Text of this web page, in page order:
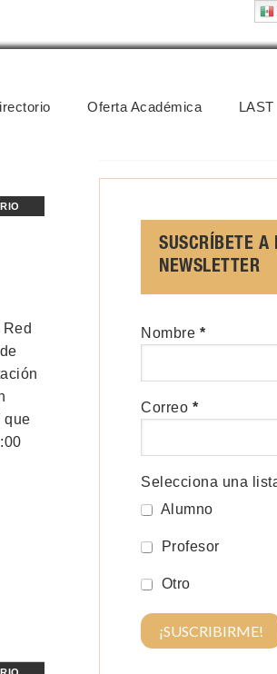
Oferta Académica LAST
que
SUSCRÍBETE A
NEWSLETTER
Nombre *
Correo *
Selecciona una
Alumno
Profesor
Otro